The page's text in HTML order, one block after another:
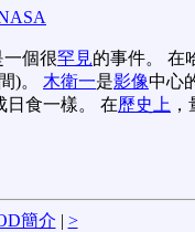
個很罕見的事件。 在
)。 木衛一是影像中心
日食一樣。 在歷史上
簡介 | >